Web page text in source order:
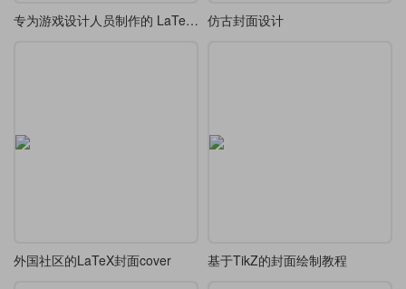
专为游戏设计人员制作的 LaTeX 文档类 仿古封面设计
外国社区的LaTeX封面cover 基于TikZ的封面绘制教程